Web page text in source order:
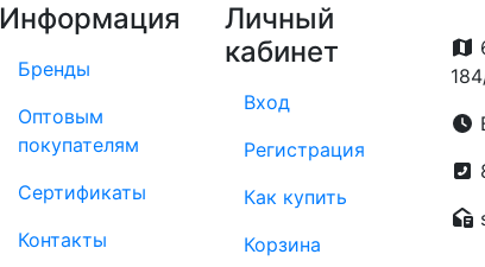
Информация
Бренды
Оптовым
покупателям
Сертификаты
Контакты
Личный
кабинет
Вход
Регистрация
Как купить
Корзина